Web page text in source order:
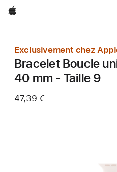
Apple
Exclusivement chez
Bracelet Boucle
40 mm - Taille 9
47,39 €